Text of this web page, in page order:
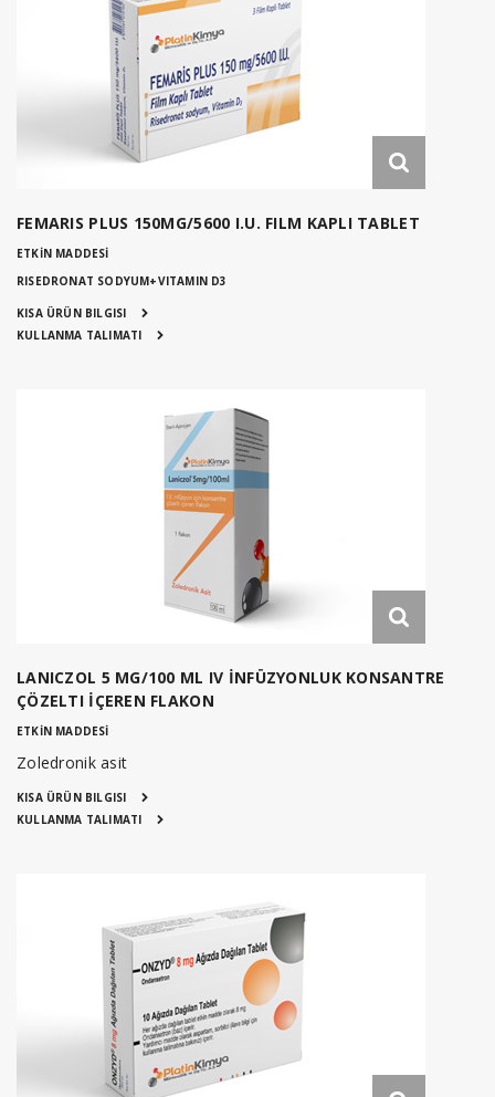
FEMARIS PLUS 150MG/5600 I.U. FILM KAPLI TABLET
ETKİN MADDESİ
RISEDRONAT SODYUM+VITAMIN D3
KISA ÜRÜN BILGISI
KULLANMA TALIMATI
LANICZOL 5 MG/100 ML IV İNFÜZYONLUK KONSANTRE
ÇÖZELTI İÇEREN FLAKON
ETKİN MADDESİ
Zoledronik asit
KISA ÜRÜN BILGISI
KULLANMA TALIMATI